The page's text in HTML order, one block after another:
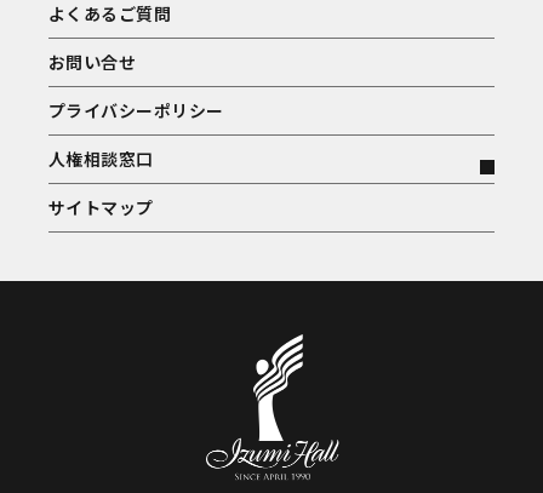
よくあるご質問
お問い合せ
プライバシーポリシー
人権相談窓口
サイトマップ